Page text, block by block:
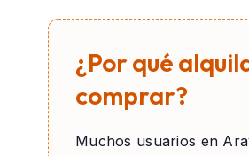
¿Por qué
comprar?
Muchos usuarios en